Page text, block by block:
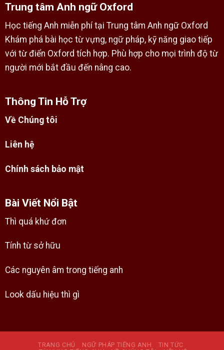
Trung tâm Anh ngữ Oxford
Học tiếng Anh miễn phí tại Trung tâm Anh ngữ Oxford
Khám phá bài học từ vựng, ngữ pháp, kỹ năng giao tiếp
với từ điển Oxford tích hợp. Phù hợp cho mọi trình độ từ
người mới bắt đầu đến nâng cao.
Thông Tin Hỗ Trợ
Về Chúng tôi
Liên hệ
Chính sách bảo mật
Bài Viết Nổi Bật
Thì quá khứ đơn
Tính từ sở hữu
Các nguyên âm trong tiếng anh
Look dấu hiệu thì gì
TRANG CHỦ NGỮ PHÁP TIẾNG ANH
TIN TỨC